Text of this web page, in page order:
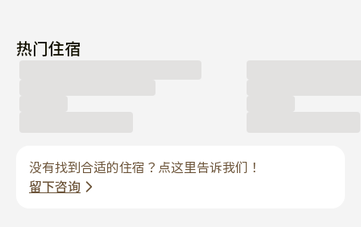
热门住宿
没有找到合适的住宿？点这里告诉我们！
留下咨询